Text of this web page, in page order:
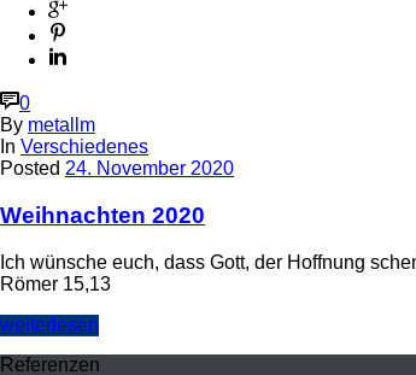
0
By metallm
In Verschiedenes
Posted 24. November 2020
Weihnachten 2020
Ich wünsche euch, dass Gott, der Hoffnung
Römer 15,13
weiterlesen
Referenzen